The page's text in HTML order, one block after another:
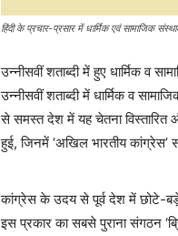
हिंदी के प्रचार-प्रसार में धार्मिक एवं सामाजिक
उन्नीसवीं शताब्दी में हुए धार्मिक व
उन्नीसवीं शताब्दी में धार्मिक व
से समस्त देश में यह चेतना विस्तारित
हुई, जिनमें ‘अखिल भारतीय कांग्रेस’
कांग्रेस के उदय से पूर्व देश में छोटे-बड़े
इस प्रकार का सबसे पुराना संगठन